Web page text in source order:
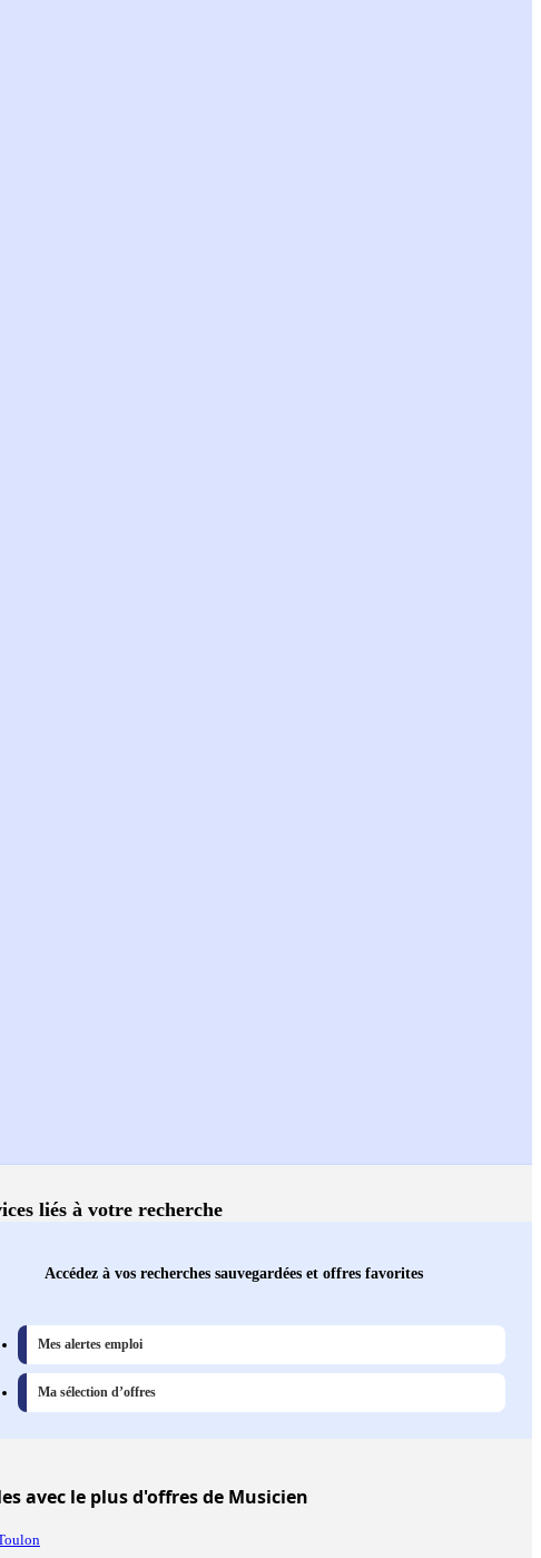
liés à votre recherche
Accédez à vos recherches sauvegardées et offres favorites
Mes alertes emploi
Ma sélection d’offres
avec le plus d'offres de Musicien